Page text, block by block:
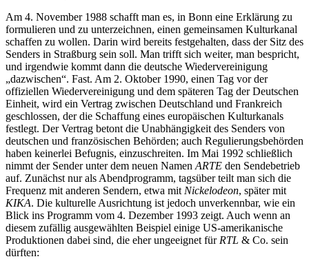
Am 4. November 1988 schafft man es, in Bonn eine Erklärung zu
formulieren und zu unterzeichnen, einen gemeinsamen Kulturkanal
schaffen zu wollen. Darin wird bereits festgehalten, dass der Sitz des
Senders in Straßburg sein soll. Man trifft sich weiter, man bespricht,
und irgendwie kommt dann die deutsche Wiedervereinigung
„dazwischen“. Fast. Am 2. Oktober 1990, einen Tag vor der
offiziellen Wiedervereinigung und dem späteren Tag der Deutschen
Einheit, wird ein Vertrag zwischen Deutschland und Frankreich
geschlossen, der die Schaffung eines europäischen Kulturkanals
festlegt. Der Vertrag betont die Unabhängigkeit des Senders von
deutschen und französischen Behörden; auch Regulierungsbehörden
haben keinerlei Befugnis, einzuschreiten. Im Mai 1992 schließlich
nimmt der Sender unter dem neuen Namen ARTE den Sendebetrieb
auf. Zunächst nur als Abendprogramm, tagsüber teilt man sich die
Frequenz mit anderen Sendern, etwa mit Nickelodeon, später mit
KIKA. Die kulturelle Ausrichtung ist jedoch unverkennbar, wie ein
Blick ins Programm vom 4. Dezember 1993 zeigt. Auch wenn an
diesem zufällig ausgewählten Beispiel einige US-amerikanische
Produktionen dabei sind, die eher ungeeignet für RTL & Co. sein
dürften: